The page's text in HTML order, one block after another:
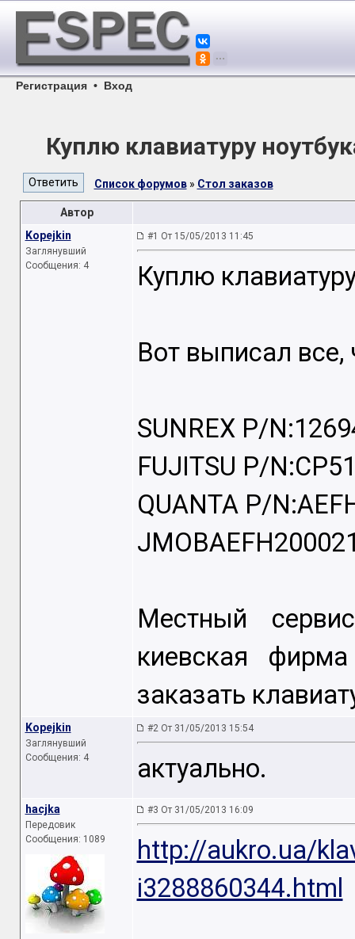
Регистрация • Вход
Куплю клавиатуру
Список форумов» Стол заказов
Автор
Kopejkin
Заглянувший
Сообщения: 4
#1 От 15/05/2013 11:45
Куплю
Вот выписал
SUNREX P/
FUJITSU P/
QUANTA P/
Местный
киевская
заказать
Kopejkin
Заглянувший
Сообщения: 4
#2 От 31/05/2013 15:54
актуально.
hacjka
Передовик
Сообщения: 1089
#3 От 31/05/2013 16:09
http://aukro.ua/
i3288860344.html